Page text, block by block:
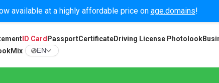
available at a highly affordable price on age.domains!
ID Card PassportCertificateDriving License Photolook
Mix EN